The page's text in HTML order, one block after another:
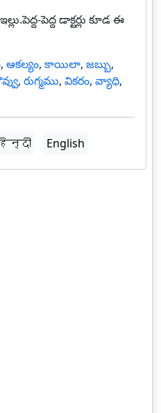
పెద్ద డాక్టర్లు కూడ ఈ
, ఆకల్యం, కాయిలా, జబ్బు,
, రుగ్మము, వికరం, వ్యాధి,
English